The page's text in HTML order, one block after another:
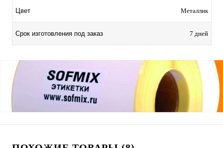
Цвет Металлик
Срок изготовления под заказ 7 дней